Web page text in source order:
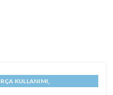
KULLANIMI,